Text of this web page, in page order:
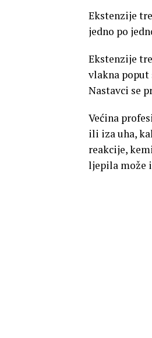
Ekstenzije
jedno po
Ekstenzije
vlakna
Nastavci se
Većina
ili iza uha,
reakcije,
ljepila može